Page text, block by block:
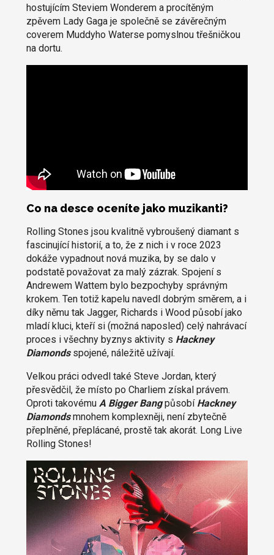
hostujícím Steviem Wonderem a procítěným
zpěvem Lady Gaga je společně se závěrečným
coverem Muddyho Waterse pomyslnou třešničkou
na dortu.
Co na desce oceníte jako muzikanti?
Rolling Stones jsou kvalitně vybroušený diamant s
fascinující historií, a to, že z nich i v roce 2023
dokáže vypadnout nová muzika, by se dalo v
podstatě považovat za malý zázrak. Spojení s
Andrewem Wattem bylo bezpochyby správným
krokem. Ten totiž kapelu navedl dobrým směrem, a i
díky němu tak Jagger, Richards i Wood působí jako
mladí kluci, kteří si (možná naposled) celý nahrávací
proces i všechny byznys aktivity s Hackney
Diamondsspojené, náležitě užívají.
Velkou práci odvedl také Steve Jordan, který
přesvědčil, že místo po Charliem získal právem.
Oproti takovému A Bigger Bangpůsobí Hackney
Diamondsmnohem komplexněji, není zbytečně
přeplněné, přeplácané, prostě tak akorát. Long Live
Rolling Stones!